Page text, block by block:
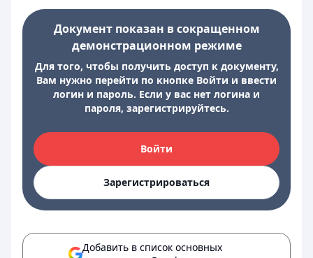
Документ показан в сокращенном
демонстрационном режиме
Для того, чтобы получить доступ к документу,
Вам нужно перейти по кнопке Войти и ввести
логин и пароль. Если у вас нет логина и
пароля, зарегистрируйтесь.
Войти
Зарегистрироваться
Добавить в список основных